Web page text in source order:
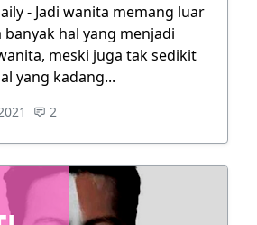
- Jadi wanita memang luar
banyak hal yang menjadi
meski juga tak sedikit
yang kadang...
2